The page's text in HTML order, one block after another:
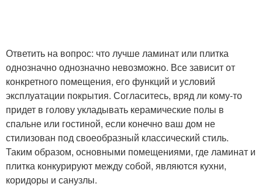
Ответить на вопрос: что лучше ламинат или плитка
однозначно однозначно невозможно. Все зависит от
конкретного помещения, его функций и условий
эксплуатации покрытия. Согласитесь, вряд ли кому-то
придет в голову укладывать керамические полы в
спальне или гостиной, если конечно ваш дом не
стилизован под своеобразный классический стиль.
Таким образом, основными помещениями, где ламинат и
плитка конкурируют между собой, являются кухни,
коридоры и санузлы.